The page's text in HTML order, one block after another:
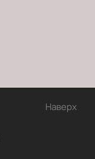
Наверх